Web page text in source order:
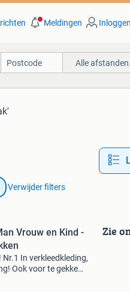
Meldingen Inloggen
Alle
Verwijder filters
Vrouw en Kind -
In verkleedkleding,
Ook voor te gekke
Zie